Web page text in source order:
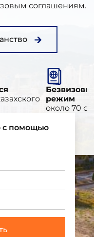
соглашениям.
режим
около 70
с помощью